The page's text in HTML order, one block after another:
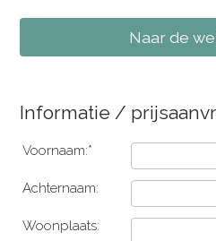
Naar de
Informatie /
Voornaam:*
Achternaam:
Woonplaats: